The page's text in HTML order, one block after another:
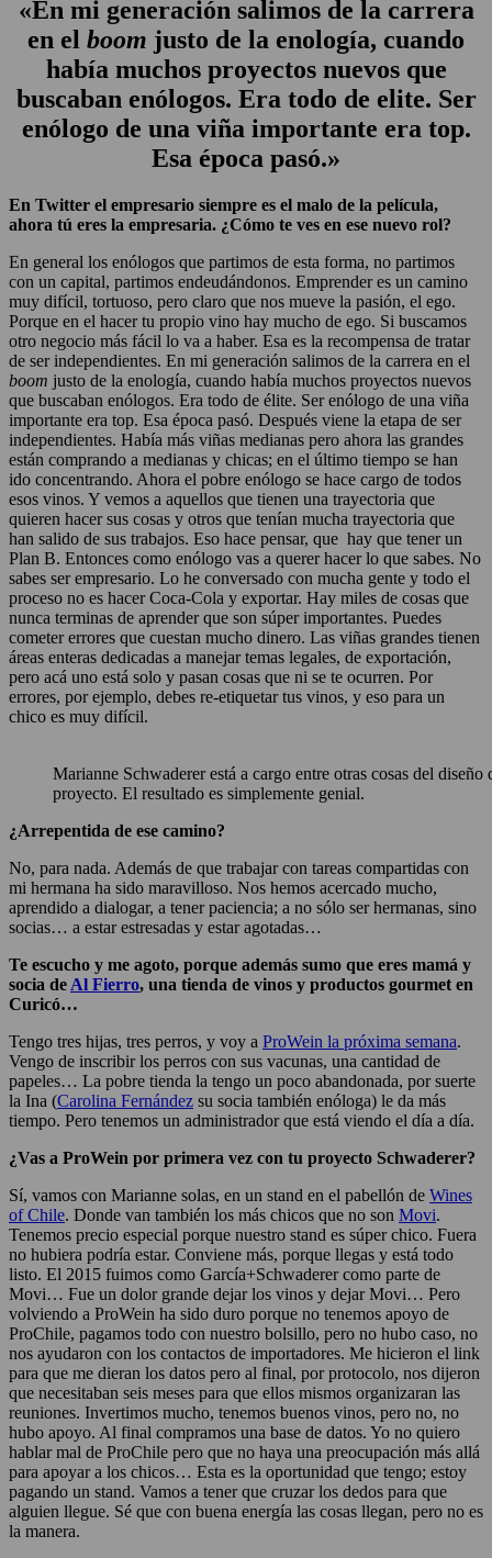
«En mi generación salimos de la carrera
en el boom justo de la enología, cuando
había muchos proyectos nuevos que
buscaban enólogos. Era todo de elite. Ser
enólogo de una viña importante era top.
Esa época pasó.»
En Twitter el empresario siempre es el malo de la película,
ahora tú eres la empresaria. ¿Cómo te ves en ese nuevo rol?
En general los enólogos que partimos de esta forma, no partimos
con un capital, partimos endeudándonos. Emprender es un camino
muy difícil, tortuoso, pero claro que nos mueve la pasión, el ego.
Porque en el hacer tu propio vino hay mucho de ego. Si buscamos
otro negocio más fácil lo va a haber. Esa es la recompensa de tratar
de ser independientes. En mi generación salimos de la carrera en el
boom justo de la enología, cuando había muchos proyectos nuevos
que buscaban enólogos. Era todo de élite. Ser enólogo de una viña
importante era top. Esa época pasó. Después viene la etapa de ser
independientes. Había más viñas medianas pero ahora las grandes
están comprando a medianas y chicas; en el último tiempo se han
ido concentrando. Ahora el pobre enólogo se hace cargo de todos
esos vinos. Y vemos a aquellos que tienen una trayectoria que
quieren hacer sus cosas y otros que tenían mucha trayectoria que
han salido de sus trabajos. Eso hace pensar, que hay que tener un
Plan B. Entonces como enólogo vas a querer hacer lo que sabes. No
sabes ser empresario. Lo he conversado con mucha gente y todo el
proceso no es hacer Coca-Cola y exportar. Hay miles de cosas que
nunca terminas de aprender que son súper importantes. Puedes
cometer errores que cuestan mucho dinero. Las viñas grandes tienen
áreas enteras dedicadas a manejar temas legales, de exportación,
pero acá uno está solo y pasan cosas que ni se te ocurren. Por
errores, por ejemplo, debes re-etiquetar tus vinos, y eso para un
chico es muy difícil.
Marianne Schwaderer está a cargo entre otras cosas del
proyecto. El resultado es simplemente genial.
¿Arrepentida de ese camino?
No, para nada. Además de que trabajar con tareas compartidas con
mi hermana ha sido maravilloso. Nos hemos acercado mucho,
aprendido a dialogar, a tener paciencia; a no sólo ser hermanas, sino
socias… a estar estresadas y estar agotadas…
Te escucho y me agoto, porque además sumo que eres mamá y
socia de Al Fierro, una tienda de vinos y productos gourmet en
Curicó…
Tengo tres hijas, tres perros, y voy a ProWein la próxima semana.
Vengo de inscribir los perros con sus vacunas, una cantidad de
papeles… La pobre tienda la tengo un poco abandonada, por suerte
la Ina (Carolina Fernández su socia también enóloga) le da más
tiempo. Pero tenemos un administrador que está viendo el día a día.
¿Vas a ProWein por primera vez con tu proyecto Schwaderer?
Sí, vamos con Marianne solas, en un stand en el pabellón de Wines
of Chile. Donde van también los más chicos que no son Movi.
Tenemos precio especial porque nuestro stand es súper chico. Fuera
no hubiera podría estar. Conviene más, porque llegas y está todo
listo. El 2015 fuimos como García+Schwaderer como parte de
Movi… Fue un dolor grande dejar los vinos y dejar Movi… Pero
volviendo a ProWein ha sido duro porque no tenemos apoyo de
ProChile, pagamos todo con nuestro bolsillo, pero no hubo caso, no
nos ayudaron con los contactos de importadores. Me hicieron el link
para que me dieran los datos pero al final, por protocolo, nos dijeron
que necesitaban seis meses para que ellos mismos organizaran las
reuniones. Invertimos mucho, tenemos buenos vinos, pero no, no
hubo apoyo. Al final compramos una base de datos. Yo no quiero
hablar mal de ProChile pero que no haya una preocupación más allá
para apoyar a los chicos… Esta es la oportunidad que tengo; estoy
pagando un stand. Vamos a tener que cruzar los dedos para que
alguien llegue. Sé que con buena energía las cosas llegan, pero no es
la manera.